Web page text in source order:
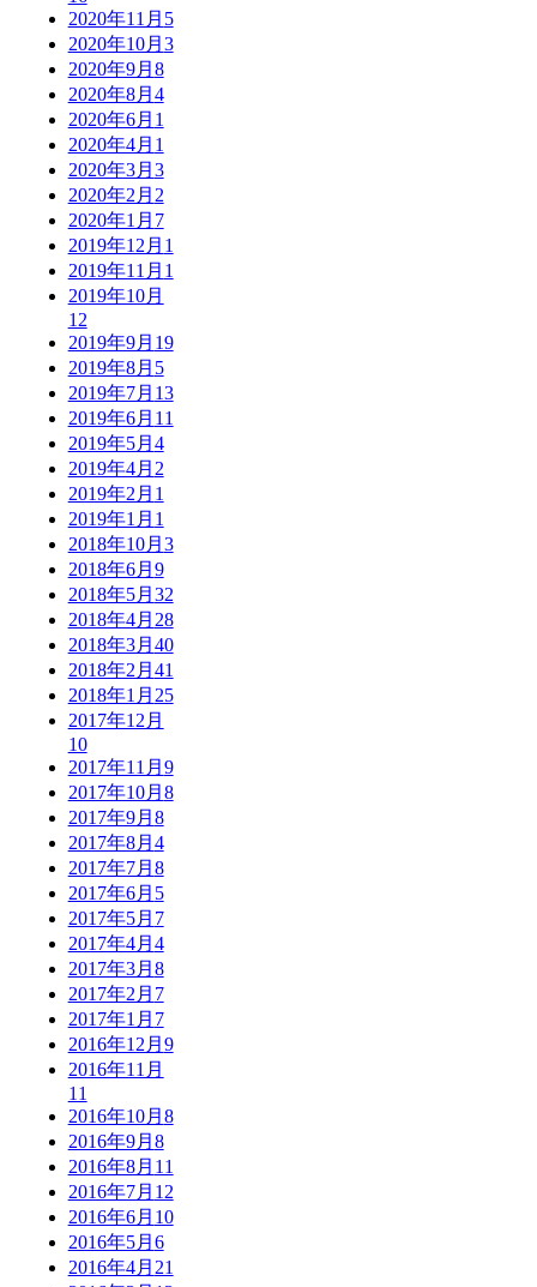
2020年11月 5
2020年10月 3
2020年9月 8
2020年8月 4
2020年6月 1
2020年4月 1
2020年3月 3
2020年2月 2
2020年1月 7
2019年12月 1
2019年11月 1
2019年10月
12
2019年9月 19
2019年8月 5
2019年7月 13
2019年6月 11
2019年5月 4
2019年4月 2
2019年2月 1
2019年1月 1
2018年10月 3
2018年6月 9
2018年5月 32
2018年4月 28
2018年3月 40
2018年2月 41
2018年1月 25
2017年12月
10
2017年11月 9
2017年10月 8
2017年9月 8
2017年8月 4
2017年7月 8
2017年6月 5
2017年5月 7
2017年4月 4
2017年3月 8
2017年2月 7
2017年1月 7
2016年12月 9
2016年11月
11
2016年10月 8
2016年9月 8
2016年8月 11
2016年7月 12
2016年6月 10
2016年5月 6
2016年4月 21